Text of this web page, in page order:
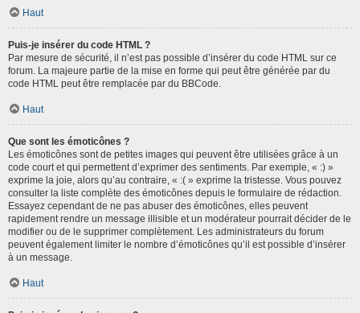
Haut
Puis-je insérer du code HTML ?
Par mesure de sécurité, il n’est pas possible d’insérer du code HTML sur ce
forum. La majeure partie de la mise en forme qui peut être générée par du
code HTML peut être remplacée par du BBCode.
Haut
Que sont les émoticônes ?
Les émoticônes sont de petites images qui peuvent être utilisées grâce à un
code court et qui permettent d’exprimer des sentiments. Par exemple, « :) »
exprime la joie, alors qu’au contraire, « :( » exprime la tristesse. Vous pouvez
consulter la liste complète des émoticônes depuis le formulaire de rédaction.
Essayez cependant de ne pas abuser des émoticônes, elles peuvent
rapidement rendre un message illisible et un modérateur pourrait décider de le
modifier ou de le supprimer complètement. Les administrateurs du forum
peuvent également limiter le nombre d’émoticônes qu’il est possible d’insérer
à un message.
Haut